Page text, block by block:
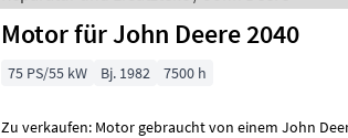
Motor für John Deere 2040
75 PS/55 kW Bj. 1982 7500 h
Zu verkaufen: Motor gebraucht von einem John Deere 2040 Passt in